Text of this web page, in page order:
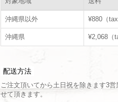
沖縄県以外 ¥880（tax
沖縄県 ¥2,068（
配送方法
ご注文頂いてから土日祝を除きます3
せて頂きます。